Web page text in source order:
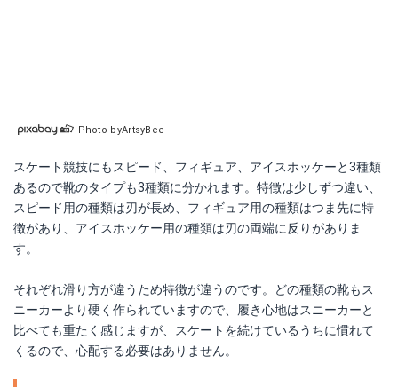
Photo byArtsyBee
スケート競技にもスピード、フィギュア、アイスホッケーと3種類
あるので靴のタイプも3種類に分かれます。特徴は少しずつ違い、
スピード用の種類は刃が長め、フィギュア用の種類はつま先に特
徴があり、アイスホッケー用の種類は刃の両端に反りがありま
す。
それぞれ滑り方が違うため特徴が違うのです。どの種類の靴もス
ニーカーより硬く作られていますので、履き心地はスニーカーと
比べても重たく感じますが、スケートを続けているうちに慣れて
くるので、心配する必要はありません。